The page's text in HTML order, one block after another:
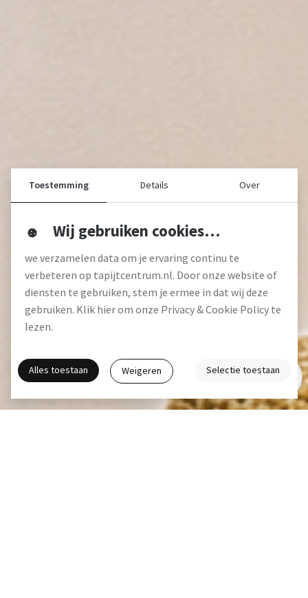
Gratis interieuradvies
Toestemming Details Over
Wij gebruiken cookies…
we verzamelen data om je ervaring continu te
verbeteren op tapijtcentrum.nl. Door onze website of
diensten te gebruiken, stem je ermee in dat wij deze
gebruiken. Klik hier om onze Privacy & Cookie Policy te
lezen.
Alles toestaan Weigeren Selectie toestaan